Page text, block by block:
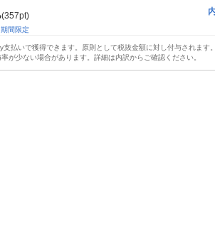
(357pt)
間限定
支払いで獲得できます。原則として税抜金額に対し付与されます
が少ない場合があります。詳細は内訳からご確認ください。